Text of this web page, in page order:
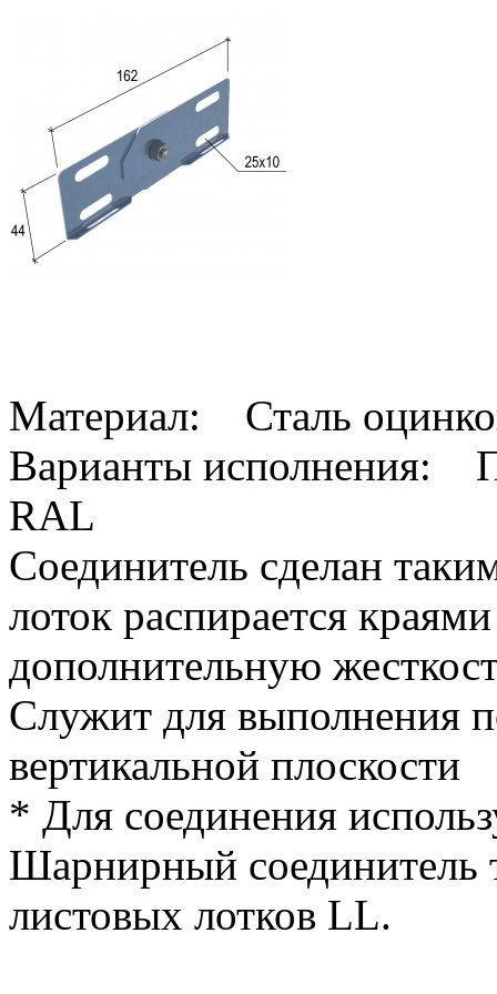
Материал: Сталь
Варианты исполнения:
RAL
Соединитель сделан
лоток распирается
дополнительную
Служит для выполнения
вертикальной плоскости
* Для соединения
Шарнирный соединитель
листовых лотков LL.